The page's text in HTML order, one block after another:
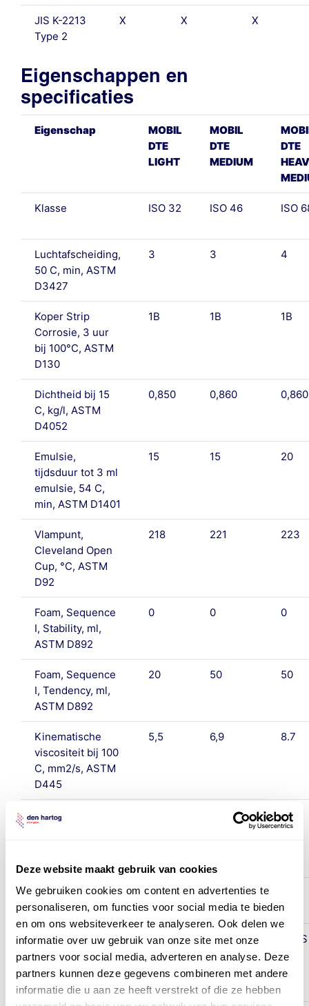
Deze website maakt gebruik van cookies
We gebruiken cookies om content en advertenties te
personaliseren, om functies voor social media te bieden
en om ons websiteverkeer te analyseren. Ook delen we
informatie over uw gebruik van onze site met onze
partners voor social media, adverteren en analyse. Deze
partners kunnen deze gegevens combineren met andere
informatie die u aan ze heeft verstrekt of die ze hebben
JIS K-2213
Type 2
X X X
Eigenschappen en
specificaties
Eigenschap
MOBIL
DTE
LIGHT
MOBIL
DTE
MEDIUM
DTE
Klasse ISO 32 ISO 46 ISO
Luchtafscheiding,
50 C, min, ASTM
D3427
3 3 4
Koper Strip
Corrosie, 3 uur
bij 100°C, ASTM
D130
1B 1B 1B
Dichtheid bij 15
C, kg/l, ASTM
D4052
0,850 0,860 0,860
Emulsie,
tijdsduur tot 3 ml
emulsie, 54 C,
min, ASTM D1401
15 15 20
Vlampunt,
Cleveland Open
Cup, °C, ASTM
D92
218 221 223
Foam, Sequence
I, Stability, ml,
ASTM D892
0 0 0
Foam, Sequence
I, Tendency, ml,
ASTM D892
20 50 50
Kinematische
viscositeit bij 100
C, mm2/s, ASTM
D445
5,5 6,9 8.7
Kinematische
D445
65,1
Stolpunt, °C,
ASTM D97
-18 -15
Roest
Karakteristiek
Procedure A,
ASTM D665
PASS PASS PASS